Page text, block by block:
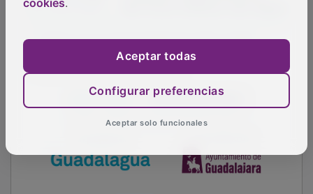
cookies.
Aceptar todas
Configurar preferencias
Aceptar solo funcionales